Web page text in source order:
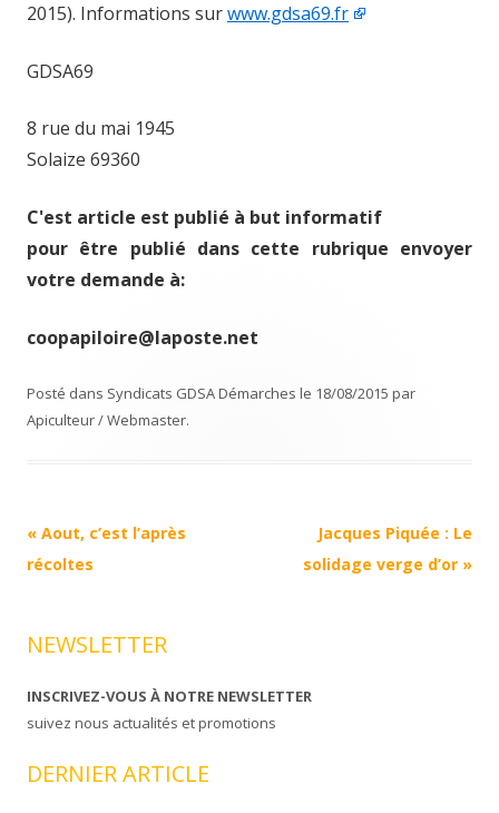
2015). Informations surwww.gdsa69.fr
GDSA69
8 rue du mai 1945
Solaize 69360
C'est article est publié à but informatif
pour être publié dans cette rubrique envoyer
votre demande à:
coopapiloire@laposte.net
Posté dans Syndicats GDSA Démarches le 18/08/2015 par
Apiculteur / Webmaster.
Navigation
Article
« Aout, c’est l’après
récoltes
Jacques Piquée : Le
solidage verge d’or »
NEWSLETTER
INSCRIVEZ-VOUS À NOTRE NEWSLETTER
suivez nous actualités et promotions
DERNIER ARTICLE